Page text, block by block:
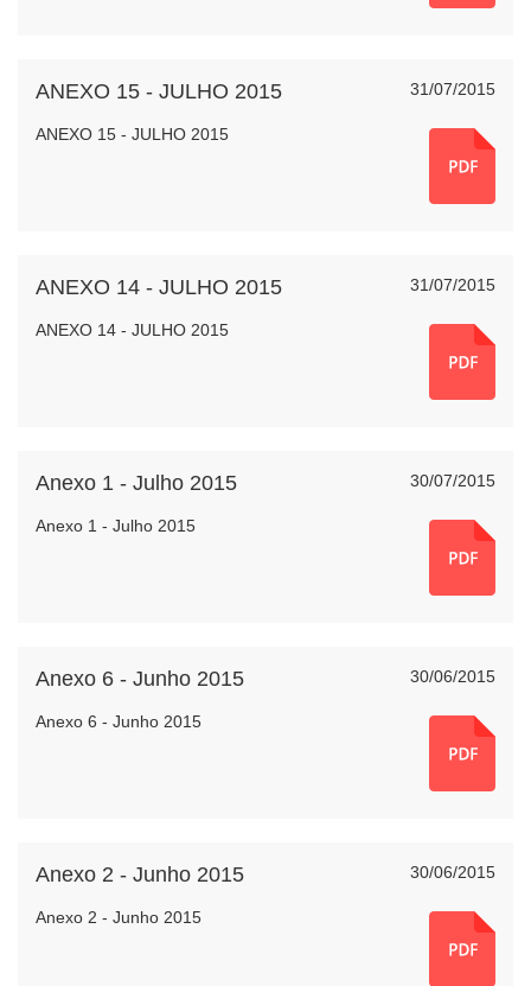
31/07/2015
ANEXO 15 - JULHO 2015
ANEXO 15 - JULHO 2015
31/07/2015
ANEXO 14 - JULHO 2015
ANEXO 14 - JULHO 2015
30/07/2015
Anexo 1 - Julho 2015
Anexo 1 - Julho 2015
30/06/2015
Anexo 6 - Junho 2015
Anexo 6 - Junho 2015
30/06/2015
Anexo 2 - Junho 2015
Anexo 2 - Junho 2015